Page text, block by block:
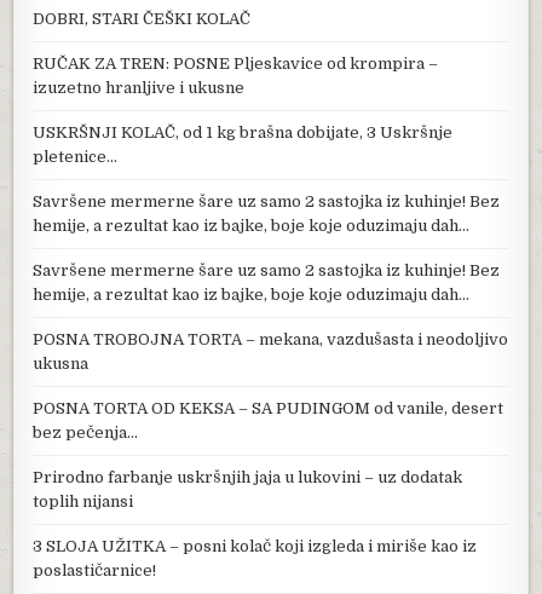
DOBRI, STARI ČEŠKI KOLAČ
RUČAK ZA TREN: POSNE Pljeskavice od krompira –
izuzetno hranljive i ukusne
USKRŠNJI KOLAČ, od 1 kg brašna dobijate, 3 Uskršnje
pletenice…
Savršene mermerne šare uz samo 2 sastojka iz kuhinje! Bez
hemije, a rezultat kao iz bajke, boje koje oduzimaju dah…
Savršene mermerne šare uz samo 2 sastojka iz kuhinje! Bez
hemije, a rezultat kao iz bajke, boje koje oduzimaju dah…
POSNA TROBOJNA TORTA – mekana, vazdušasta i neodoljivo
ukusna
POSNA TORTA OD KEKSA – SA PUDINGOM od vanile, desert
bez pečenja…
Prirodno farbanje uskršnjih jaja u lukovini – uz dodatak
toplih nijansi
3 SLOJA UŽITKA – posni kolač koji izgleda i miriše kao iz
poslastičarnice!